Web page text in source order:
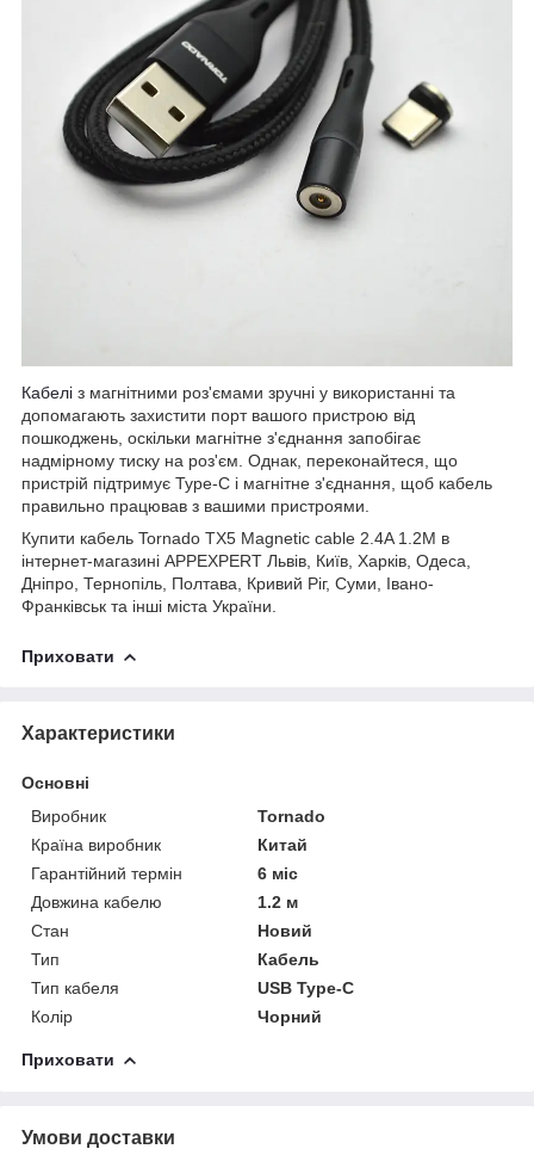
Кабелі з магнітними роз'ємами зручні у використанні та
допомагають захистити порт вашого пристрою від
пошкоджень, оскільки магнітне з'єднання запобігає
надмірному тиску на роз'єм. Однак, переконайтеся, що
пристрій підтримує Type-C і магнітне з'єднання, щоб кабель
правильно працював з вашими пристроями.
Купити кабель Tornado TX5 Magnetic cable 2.4A 1.2M в
інтернет-магазині APPEXPERT Львів, Київ, Харків, Одеса,
Дніпро, Тернопіль, Полтава, Кривий Ріг, Суми, Івано-
Франківськ та інші міста України.
Приховати
Характеристики
Основні
Виробник
Tornado
Країна виробник
Китай
Гарантійний термін
6 міс
Довжина кабелю
1.2 м
Стан
Новий
Тип
Кабель
Тип кабеля
USB Type-C
Колір
Чорний
Приховати
Умови доставки